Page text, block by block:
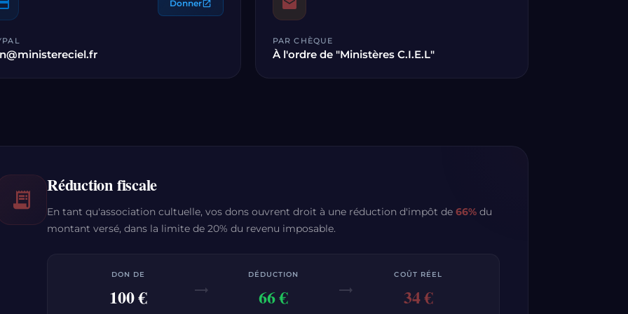
Donner open_in_new mail
PAR CHÈQUE
À l'ordre de "Ministères C.I.E.L"
receipt_long
Réduction fiscale
En tant qu'association cultuelle, vos dons ouvrent droit à une réduction d'impôt de 66% du
montant versé, dans la limite de 20% du revenu imposable.
DON DE
100 € trending_flat
DÉDUCTION
66 € trending_flat
COÛT RÉEL
34 €